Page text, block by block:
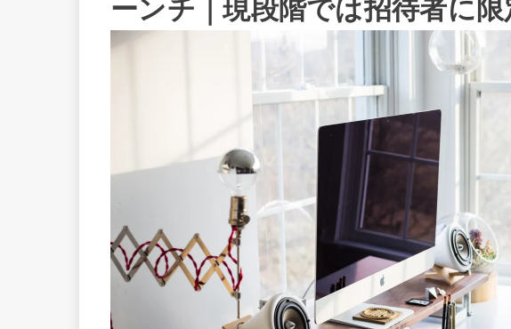
ーンチ｜現段階では招待者に限